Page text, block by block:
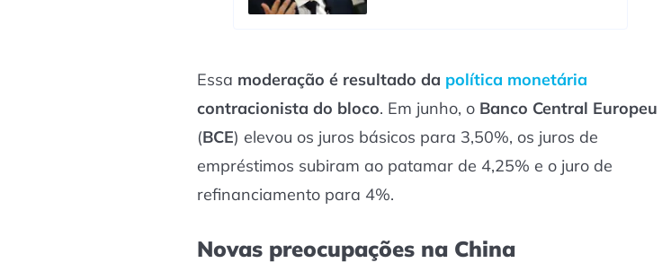
Essa moderação é resultado da política monetária
contracionista do bloco. Em junho, o Banco Central Europeu
(BCE) elevou os juros básicos para 3,50%, os juros de
empréstimos subiram ao patamar de 4,25% e o juro de
refinanciamento para 4%.
Novas preocupações na China